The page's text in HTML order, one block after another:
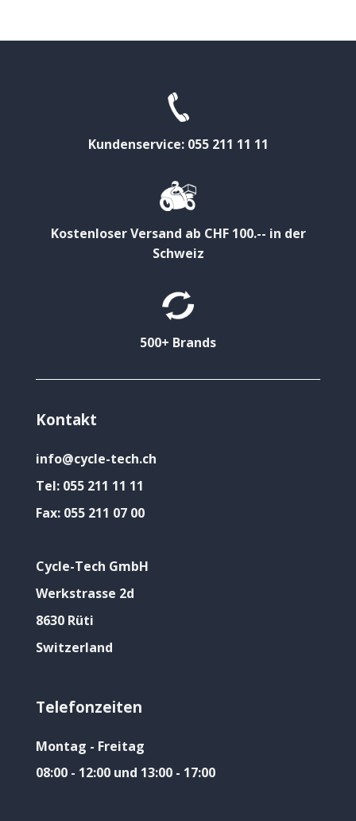
Kundenservice: 055 211 11 11
Kostenloser Versand ab CHF 100.-- in der
Schweiz
500+ Brands
Kontakt
info@cycle-tech.ch
Tel: 055 211 11 11
Fax: 055 211 07 00
Cycle-Tech GmbH
Werkstrasse 2d
8630 Rüti
Switzerland
Telefonzeiten
Montag - Freitag
08:00 - 12:00 und 13:00 - 17:00